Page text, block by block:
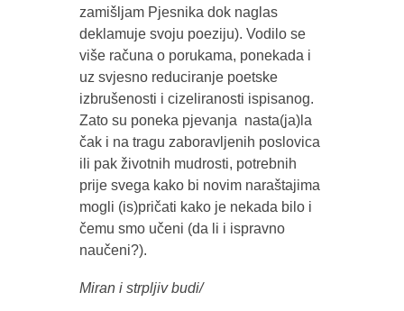
zamišljam Pjesnika dok naglas
deklamuje svoju poeziju). Vodilo se
više računa o porukama, ponekada i
uz svjesno reduciranje poetske
izbrušenosti i cizeliranosti ispisanog.
Zato su poneka pjevanja nasta(ja)la
čak i na tragu zaboravljenih poslovica
ili pak životnih mudrosti, potrebnih
prije svega kako bi novim naraštajima
mogli (is)pričati kako je nekada bilo i
čemu smo učeni (da li i ispravno
naučeni?).
Miran i strpljiv budi/